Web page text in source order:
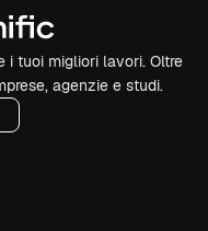
i tuoi migliori lavori. Oltre
agenzie e studi.